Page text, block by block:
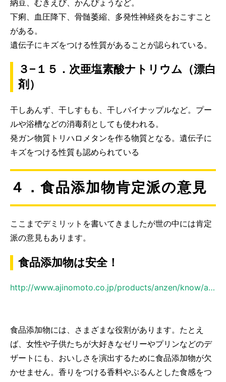
納豆、むきえび、かんぴょうなど。
下痢、血圧降下、骨髄萎縮、多発性神経炎をおこすこと
がある。
遺伝子にキズをつける性質があることが認られている。
３−１５．次亜塩素酸ナトリウム（漂白
剤）
干しあんず、干しすもも、干しパイナップルなど。プー
ルや浴槽などの消毒剤としても使われる。
発ガン物質トリハロメタンを作る物質となる。遺伝子に
キズをつける性質も認められている
４．食品添加物肯定派の意見
ここまでデミリットを書いてきましたが世の中には肯定
派の意見もあります。
食品添加物は安全！
http://www.ajinomoto.co.jp/products/anzen/know/additives/index.html
食品添加物には、さまざまな役割があります。たとえ
ば、女性や子供たちが大好きなゼリーやプリンなどのデ
ザートにも、おいしさを演出するために食品添加物が欠
かせません。香りをつける香料やぷるんとした食感をつ